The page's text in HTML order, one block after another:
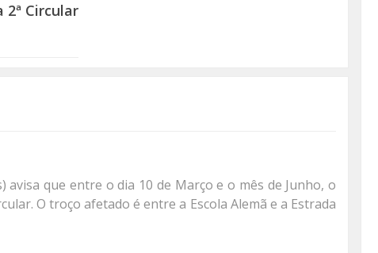
2ª Circular
avisa que entre o dia 10 de Março e o mês de Junho, o
O troço afetado é entre a Escola Alemã e a Estrada